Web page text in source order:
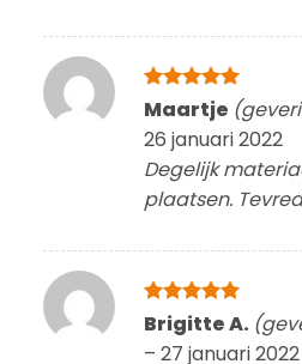
Gewaardeerd
Maartje
26 januari 2022
Degelijk
plaatsen.
Gewaardeerd
uit 5
Brigitte A.
– 27 januari 2022